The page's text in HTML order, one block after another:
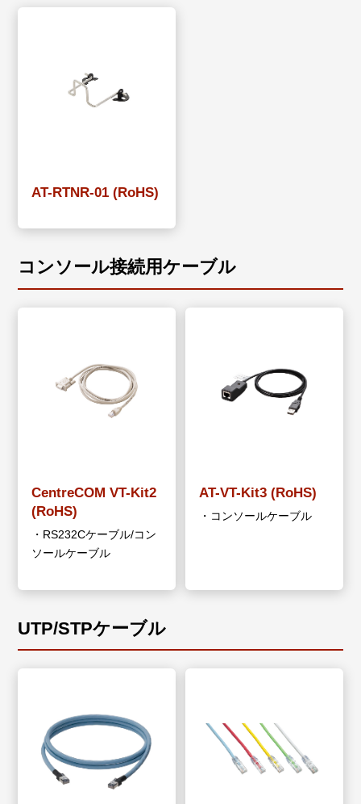
AT-RTNR-01 (RoHS)
コンソール接続用ケーブル
CentreCOM VT-Kit2
(RoHS)
・RS232Cケーブル/コン
ソールケーブル
AT-VT-Kit3 (RoHS)
・コンソールケーブル
UTP/STPケーブル